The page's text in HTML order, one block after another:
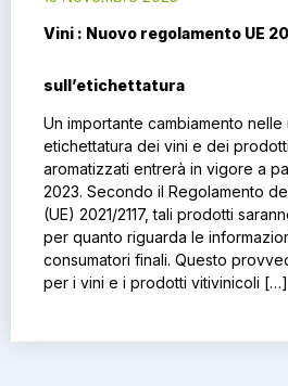
Vini : Nuovo regolamento UE
sull’etichettatura
Un importante cambiamento
etichettatura dei vini e dei
aromatizzati entrerà in vigore a
2023. Secondo il Regolamento
(UE) 2021/2117, tali prodotti
per quanto riguarda le
consumatori finali. Questo
per i vini e i prodotti vitivinicoli […]